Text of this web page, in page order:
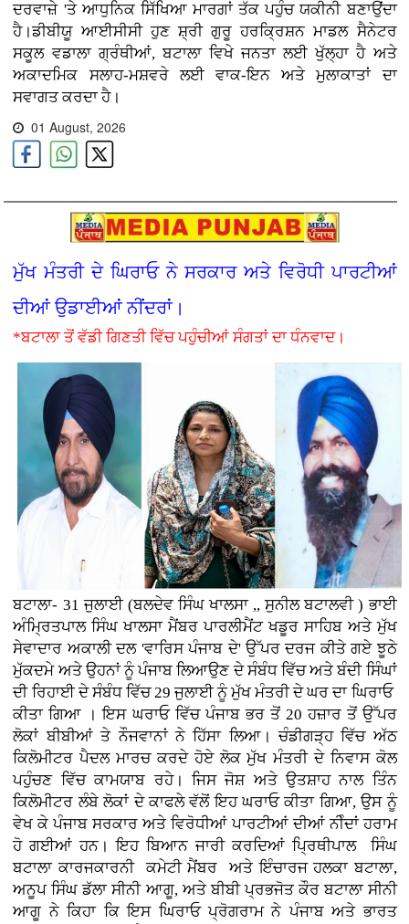
ਦਰਵਾਜ਼ੇ 'ਤੇ ਆਧੁਨਿਕ ਸਿੱਖਿਆ ਮਾਰਗਾਂ ਤੱਕ ਪਹੁੰਚ ਯਕੀਨੀ ਬਣਾਉਂਦਾ
ਹੈ।ਡੀਬੀਯੂ ਆਈਸੀਸੀ ਹੁਣ ਸ਼੍ਰੀ ਗੁਰੂ ਹਰਕ੍ਰਿਸ਼ਨ ਮਾਡਲ ਸੈਨੇਟਰ
ਸਕੂਲ ਵਡਾਲਾ ਗ੍ਰੰਥੀਆਂ, ਬਟਾਲਾ ਵਿਖੇ ਜਨਤਾ ਲਈ ਖੁੱਲ੍ਹਾ ਹੈ ਅਤੇ
ਅਕਾਦਮਿਕ ਸਲਾਹ-ਮਸ਼ਵਰੇ ਲਈ ਵਾਕ-ਇਨ ਅਤੇ ਮੁਲਾਕਾਤਾਂ ਦਾ
ਸਵਾਗਤ ਕਰਦਾ ਹੈ।
01 August, 2026
ਮੁੱਖ ਮੰਤਰੀ ਦੇ ਘਿਰਾਓ ਨੇ ਸਰਕਾਰ ਅਤੇ ਵਿਰੋਧੀ ਪਾਰਟੀਆਂ
ਦੀਆਂ ਉਡਾਈਆਂ ਨੀਂਦਰਾਂ।
*ਬਟਾਲਾ ਤੋਂ ਵੱਡੀ ਗਿਣਤੀ ਵਿੱਚ ਪਹੁੰਚੀਆਂ ਸੰਗਤਾਂ ਦਾ ਧੰਨਵਾਦ।
ਬਟਾਲਾ- 31 ਜੁਲਾਈ (ਬਲਦੇਵ ਸਿੰਘ ਖਾਲਸਾ ,, ਸੁਨੀਲ ਬਟਾਲਵੀ ) ਭਾਈ
ਅੰਮ੍ਰਿਤਪਾਲ ਸਿੰਘ ਖਾਲਸਾ ਮੈਂਬਰ ਪਾਰਲੀਮੈਂਟ ਖਡੂਰ ਸਾਹਿਬ ਅਤੇ ਮੁੱਖ
ਸੇਵਾਦਾਰ ਅਕਾਲੀ ਦਲ 'ਵਾਰਿਸ ਪੰਜਾਬ ਦੇ' ਉੱਪਰ ਦਰਜ ਕੀਤੇ ਗਏ ਝੂਠੇ
ਮੁੱਕਦਮੇ ਅਤੇ ਉਹਨਾਂ ਨੂੰ ਪੰਜਾਬ ਲਿਆਉਣ ਦੇ ਸੰਬੰਧ ਵਿੱਚ ਅਤੇ ਬੰਦੀ ਸਿੰਘਾਂ
ਦੀ ਰਿਹਾਈ ਦੇ ਸੰਬੰਧ ਵਿੱਚ 29 ਜੁਲਾਈ ਨੂੰ ਮੁੱਖ ਮੰਤਰੀ ਦੇ ਘਰ ਦਾ ਘਿਰਾਓ
ਕੀਤਾ ਗਿਆ । ਇਸ ਘਰਾਓ ਵਿੱਚ ਪੰਜਾਬ ਭਰ ਤੋਂ 20 ਹਜ਼ਾਰ ਤੋਂ ਉੱਪਰ
ਲੋਕਾਂ ਬੀਬੀਆਂ ਤੇ ਨੌਜਵਾਨਾਂ ਨੇ ਹਿੱਸਾ ਲਿਆ। ਚੰਡੀਗੜ੍ਹ ਵਿੱਚ ਅੱਠ
ਕਿਲੋਮੀਟਰ ਪੈਦਲ ਮਾਰਚ ਕਰਦੇ ਹੋਏ ਲੋਕ ਮੁੱਖ ਮੰਤਰੀ ਦੇ ਨਿਵਾਸ ਕੋਲ
ਪਹੁੰਚਣ ਵਿੱਚ ਕਾਮਯਾਬ ਰਹੇ। ਜਿਸ ਜੋਸ਼ ਅਤੇ ਉਤਸ਼ਾਹ ਨਾਲ ਤਿੰਨ
ਕਿਲੋਮੀਟਰ ਲੰਬੇ ਲੋਕਾਂ ਦੇ ਕਾਫਲੇ ਵੱਲੋਂ ਇਹ ਘਰਾਓ ਕੀਤਾ ਗਿਆ, ਉਸ ਨੂੰ
ਵੇਖ ਕੇ ਪੰਜਾਬ ਸਰਕਾਰ ਅਤੇ ਵਿਰੋਧੀਆਂ ਪਾਰਟੀਆਂ ਦੀਆਂ ਨੀੰਦਾਂ ਹਰਾਮ
ਹੋ ਗਈਆਂ ਹਨ। ਇਹ ਬਿਆਨ ਜਾਰੀ ਕਰਦਿਆਂ ਪ੍ਰਿਥੀਪਾਲ ਸਿੰਘ
ਬਟਾਲਾ ਕਾਰਜਕਾਰਨੀ ਕਮੇਟੀ ਮੈਂਬਰ ਅਤੇ ਇੰਚਾਰਜ ਹਲਕਾ ਬਟਾਲਾ,
ਅਨੂਪ ਸਿੰਘ ਡੱਲਾ ਸੀਨੀ ਆਗੂ, ਅਤੇ ਬੀਬੀ ਪ੍ਰਭਜੋਤ ਕੌਰ ਬਟਾਲਾ ਸੀਨੀ
ਆਗੂ ਨੇ ਕਿਹਾ ਕਿ ਇਸ ਘਿਰਾਓ ਪ੍ਰੋਗਰਾਮ ਨੇ ਪੰਜਾਬ ਅਤੇ ਭਾਰਤ